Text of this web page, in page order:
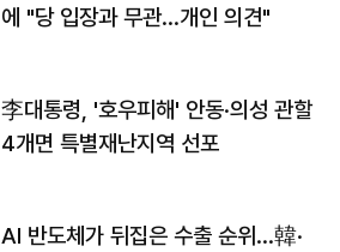
에 "당 입장과 무관…개인 의견"
李대통령, '호우피해' 안동·의성 관할
4개면 특별재난지역 선포
AI 반도체가 뒤집은 수출 순위…韓·